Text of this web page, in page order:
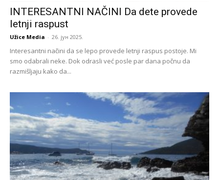
INTERESANTNI NAČINI Da dete provede
letnji raspust
Užice Media - 26. јун 2025.
Interesantni načini da se lepo provede letnji raspus postoje. Mi
smo odabrali neke. Dok odrasli već posle par dana počnu da
razmišljaju kako da...